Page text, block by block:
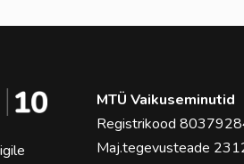
MTÜ Vaikuseminutid
Registrikood
Maj.tegevusteade